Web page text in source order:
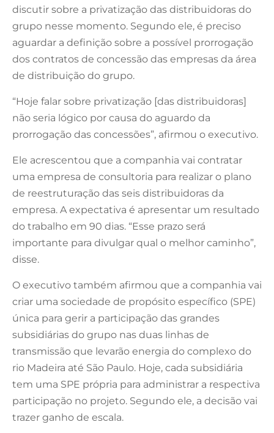
discutir sobre a privatização das distribuidoras do
grupo nesse momento. Segundo ele, é preciso
aguardar a definição sobre a possível prorrogação
dos contratos de concessão das empresas da área
de distribuição do grupo.
“Hoje falar sobre privatização [das distribuidoras]
não seria lógico por causa do aguardo da
prorrogação das concessões”, afirmou o executivo.
Ele acrescentou que a companhia vai contratar
uma empresa de consultoria para realizar o plano
de reestruturação das seis distribuidoras da
empresa. A expectativa é apresentar um resultado
do trabalho em 90 dias. “Esse prazo será
importante para divulgar qual o melhor caminho”,
disse.
O executivo também afirmou que a companhia vai
criar uma sociedade de propósito específico (SPE)
única para gerir a participação das grandes
subsidiárias do grupo nas duas linhas de
transmissão que levarão energia do complexo do
rio Madeira até São Paulo. Hoje, cada subsidiária
tem uma SPE própria para administrar a respectiva
participação no projeto. Segundo ele, a decisão vai
trazer ganho de escala.